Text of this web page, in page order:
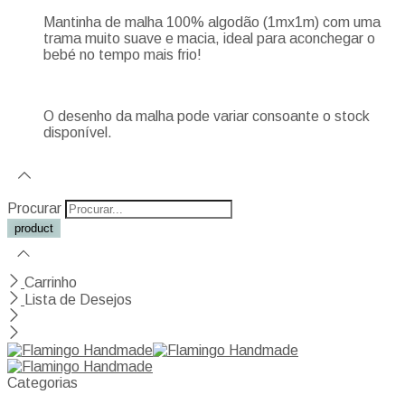
Mantinha de malha 100% algodão (1mx1m) com uma
trama muito suave e macia, ideal para aconchegar o
bebé no tempo mais frio!
O desenho da malha pode variar consoante o stock
disponível.
Procurar
Carrinho
Lista de Desejos
Categorias